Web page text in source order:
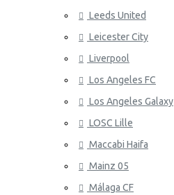
Leeds United
Leicester City
Liverpool
Los Angeles FC
Los Angeles Galaxy
LOSC Lille
Maccabi Haifa
Mainz 05
Málaga CF